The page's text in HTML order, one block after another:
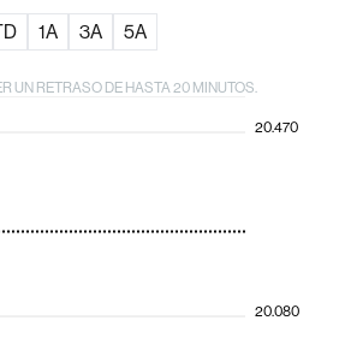
1A 3A 5A
UN RETRASO DE HASTA 20 MINUTOS.
20.080
20.470